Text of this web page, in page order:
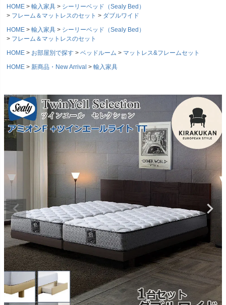
HOME 輸入家具
シーリーベッド（Sealy Bed）
フレーム＆マットレスのセット
ダブルワイド
HOME
輸入家具
シーリーベッド（Sealy Bed）
フレーム＆マットレスのセット
HOME
お部屋別で探す ベッドルーム
マットレス&フレームセット
HOME
新商品・New Arrival 輸入家具